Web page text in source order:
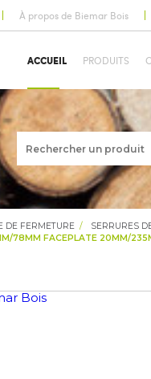
À propos de Biemar Bois
ACCUEIL PRODUITS
DE FERMETURE
SERRURES
78MM FACEPLATE 20MM/